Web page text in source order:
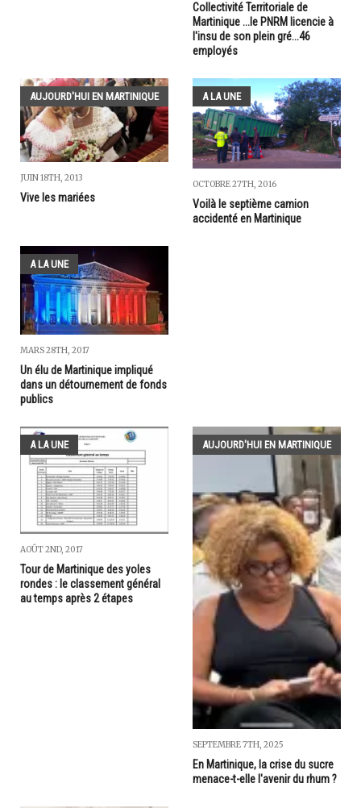
Collectivité Territoriale de
Martinique ...le PNRM licencie à
l'insu de son plein gré...46
employés
AUJOURD'HUI EN MARTINIQUE
JUIN 18TH, 2013
Vive les mariées
A LA UNE
OCTOBRE 27TH, 2016
Voilà le septième camion
accidenté en Martinique
A LA UNE
MARS 28TH, 2017
Un élu de Martinique impliqué
dans un détournement de fonds
publics
A LA UNE
AOÛT 2ND, 2017
Tour de Martinique des yoles
rondes : le classement général
au temps après 2 étapes
AUJOURD'HUI EN MARTINIQUE
SEPTEMBRE 7TH, 2025
En Martinique, la crise du sucre
menace-t-elle l'avenir du rhum ?